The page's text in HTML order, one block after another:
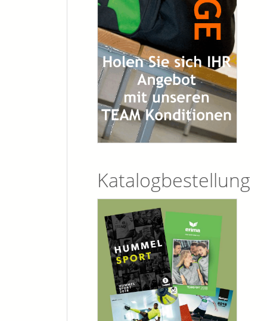
Katalogbestellung